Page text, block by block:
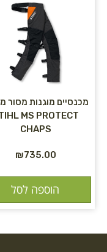
מכנסיים מוגנות מסור
MS PROTECT
CHAPS
₪735.00
הוספה לסל